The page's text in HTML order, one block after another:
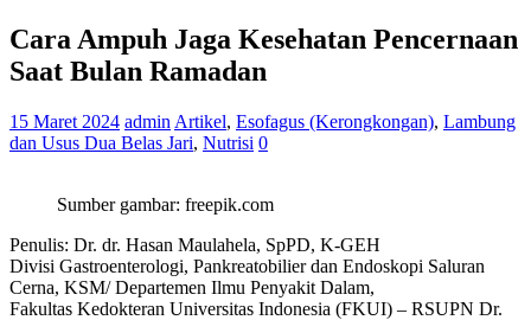
Cara Ampuh Jaga Kesehatan Pencernaan
Saat Bulan Ramadan
15 Maret 2024 admin Artikel, Esofagus (Kerongkongan), Lambung
dan Usus Dua Belas Jari, Nutrisi 0
Sumber gambar: freepik.com
Penulis: Dr. dr. Hasan Maulahela, SpPD, K-GEH
Divisi Gastroenterologi, Pankreatobilier dan Endoskopi Saluran
Cerna, KSM/ Departemen Ilmu Penyakit Dalam,
Fakultas Kedokteran Universitas Indonesia (FKUI) – RSUPN Dr.